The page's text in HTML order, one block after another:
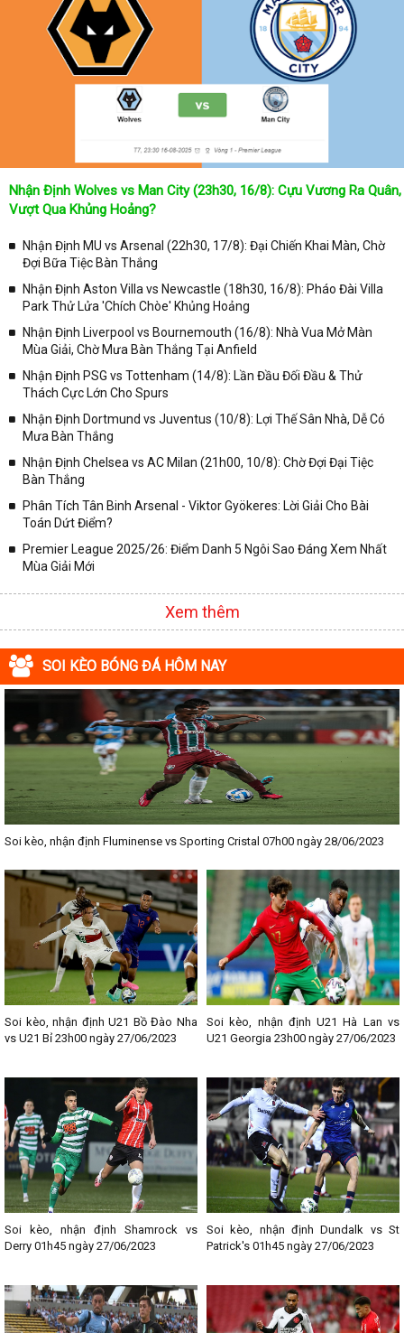
Nhận Định Wolves vs Man City (23h30, 16/8): Cựu Vương Ra Quân,
Vượt Qua Khủng Hoảng?
Nhận Định MU vs Arsenal (22h30, 17/8): Đại Chiến Khai Màn, Chờ
Đợi Bữa Tiệc Bàn Thắng
Nhận Định Aston Villa vs Newcastle (18h30, 16/8): Pháo Đài Villa
Park Thử Lửa 'Chích Chòe' Khủng Hoảng
Nhận Định Liverpool vs Bournemouth (16/8): Nhà Vua Mở Màn
Mùa Giải, Chờ Mưa Bàn Thắng Tại Anfield
Nhận Định PSG vs Tottenham (14/8): Lần Đầu Đối Đầu & Thử
Thách Cực Lớn Cho Spurs
Nhận Định Dortmund vs Juventus (10/8): Lợi Thế Sân Nhà, Dễ Có
Mưa Bàn Thắng
Nhận Định Chelsea vs AC Milan (21h00, 10/8): Chờ Đợi Đại Tiệc
Bàn Thắng
Phân Tích Tân Binh Arsenal - Viktor Gyökeres: Lời Giải Cho Bài
Toán Dứt Điểm?
Premier League 2025/26: Điểm Danh 5 Ngôi Sao Đáng Xem Nhất
Mùa Giải Mới
Xem thêm
SOI KÈO BÓNG ĐÁ HÔM NAY
Soi kèo, nhận định Fluminense vs Sporting Cristal 07h00 ngày 28/06/2023
Soi kèo, nhận định U21 Bồ Đào Nha
vs U21 Bỉ 23h00 ngày 27/06/2023
Soi kèo, nhận định U21 Hà Lan vs
U21 Georgia 23h00 ngày 27/06/2023
Soi kèo, nhận định Shamrock vs
Derry 01h45 ngày 27/06/2023
Soi kèo, nhận định Dundalk vs St
Patrick's 01h45 ngày 27/06/2023